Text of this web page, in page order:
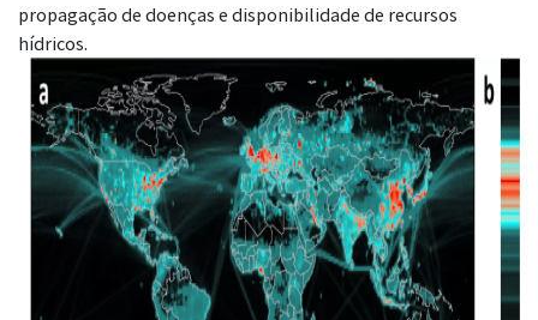
propagação de doenças e disponibilidade de recursos
hídricos.